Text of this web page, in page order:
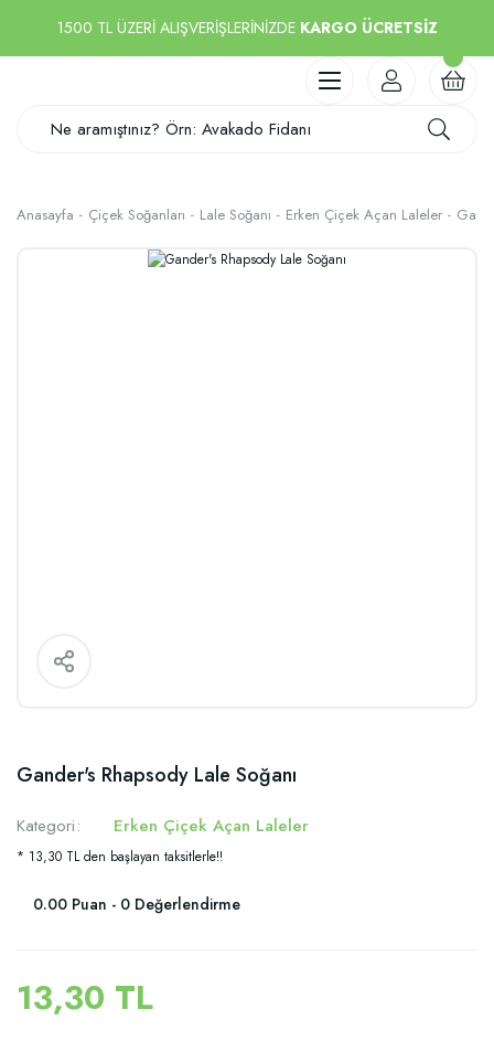
1500 TL ÜZERİ ALIŞVERİŞLERİNİZDE KARGO ÜCRETSİZ
Anasayfa Çiçek Soğanları Lale Soğanı Erken Çiçek Açan Laleler
Gander's Rhapsody Lale Soğanı
Kategori Erken Çiçek Açan Laleler
* 13,30 TL den başlayan taksitlerle!!
0.00 Puan - 0 Değerlendirme
13,30 TL